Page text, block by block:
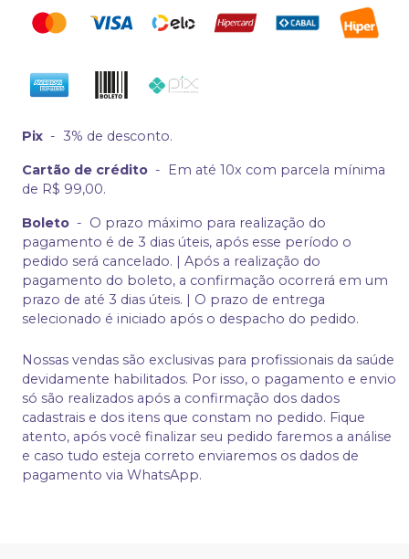
Pix - 3% de desconto.
Cartão de crédito -
Em até 10x com parcela mínima
de R$ 99,00.
Boleto - O prazo máximo para realização do
pagamento é de 3 dias úteis, após esse período o
pedido será cancelado. | Após a realização do
pagamento do boleto, a confirmação ocorrerá em um
prazo de até 3 dias úteis. | O prazo de entrega
selecionado é iniciado após o despacho do pedido.
Nossas vendas são exclusivas para profissionais da saúde
devidamente habilitados. Por isso, o pagamento e envio
só são realizados após a confirmação dos dados
cadastrais e dos itens que constam no pedido. Fique
atento, após você finalizar seu pedido faremos a análise
e caso tudo esteja correto enviaremos os dados de
pagamento via WhatsApp.